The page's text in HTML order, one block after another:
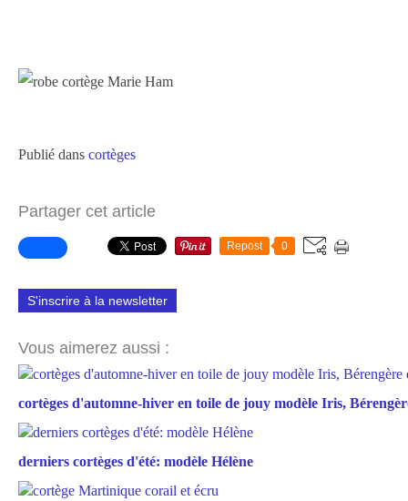
Publié dans cortèges
Partager cet article
Repost 0
S'inscrire à la newsletter
Vous aimerez aussi :
cortèges d'automne-hiver en toile de jouy modèle Iris,
derniers cortèges d'été: modèle Hélène